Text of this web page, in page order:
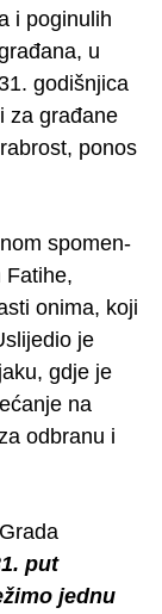
i poginulih
u
godišnjica
za građane
ponos
spomen-
Fatihe,
onima, koji
je
gdje je
na
odbranu i
put
jednu